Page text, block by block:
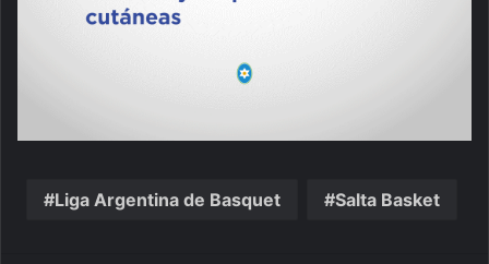
Liga Argentina de Basquet Salta Basket